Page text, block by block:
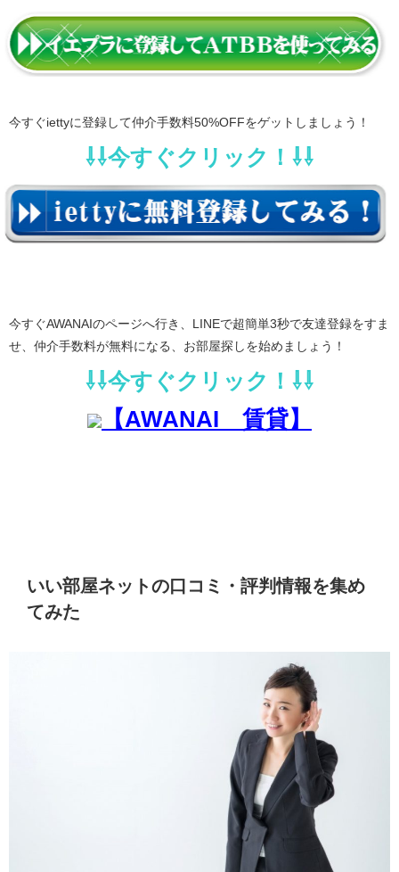
今すぐiettyに登録して仲介手数料50%OFFをゲットしましょう！
⇩⇩今すぐクリック！⇩⇩
今すぐAWANAIのページへ行き、LINEで超簡単3秒で友達登録をすま
せ、仲介手数料が無料になる、お部屋探しを始めましょう！
⇩⇩今すぐクリック！⇩⇩
【AWANAI 賃貸】
いい部屋ネットの口コミ・評判情報を集め
てみた